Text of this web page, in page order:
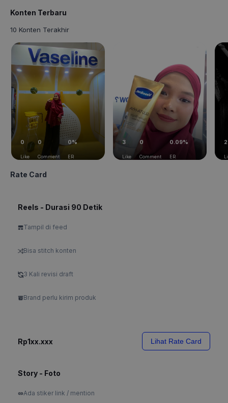
Konten Terbaru
10 Konten Terakhir
0
Like
0
Comment
0%
ER
3
Like
0
Comment
0.09%
ER
Rate Card
Reels - Durasi 90 Detik
Tampil di feed
Bisa stitch konten
3 Kali revisi draft
Brand perlu kirim produk
Rp1xx.xxx Lihat Rate Card
Story - Foto
Ada stiker link / mention